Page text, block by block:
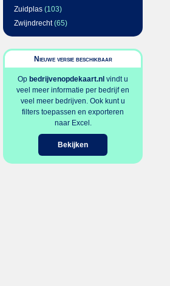
Zuidplas (103)
Zwijndrecht(65)
Nieuwe versie beschikbaar
Op bedrijvenopdekaart.nl vindt u
veel meer informatie per bedrijf en
veel meer bedrijven. Ook kunt u
filters toepassen en exporteren
naar Excel.
Bekijken